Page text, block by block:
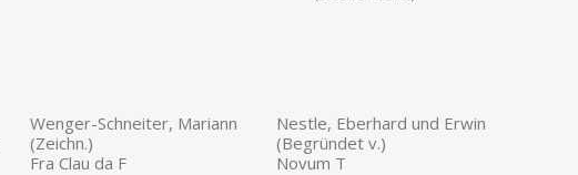
Wenger-Schneiter, Mariann
(Zeichn.)
Fra Clau da F
Nestle, Eberhard und Erwin
(Begründet v.)
Novum T